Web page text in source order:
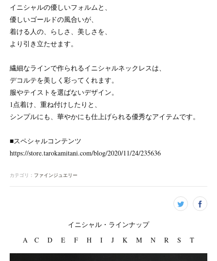
イニシャルの優しいフォルムと、
優しいゴールドの風合いが、
着ける人の、らしさ、美しさを、
より引き立たせます。
繊細なラインで作られるイニシャルネックレスは、
デコルテを美しく彩ってくれます。
服やテイストを選ばないデザイン。
1点着け、重ね付けしたりと、
シンプルにも、華やかにも仕上げられる優秀なアイテムです。
■スペシャルコンテンツ
https://store.tarokamitani.com/blog/2020/11/24/235636
カテゴリ ： ファインジュエリー
イニシャル・ラインナップ
A C D E F H I J K M N R S T